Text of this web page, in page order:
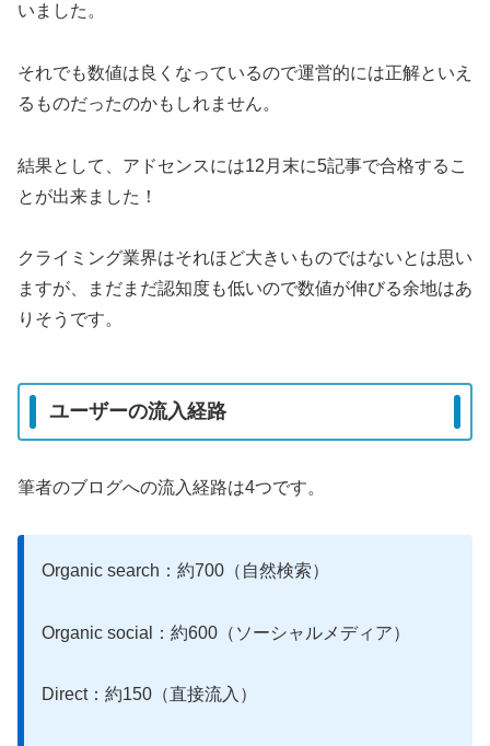
いました。
それでも数値は良くなっているので運営的には正解といえ
るものだったのかもしれません。
結果として、アドセンスには12月末に5記事で合格するこ
とが出来ました！
クライミング業界はそれほど大きいものではないとは思い
ますが、まだまだ認知度も低いので数値が伸びる余地はあ
りそうです。
ユーザーの流入経路
筆者のブログへの流入経路は4つです。
Organic search：約700（自然検索）
Organic social：約600（ソーシャルメディア）
Direct：約150（直接流入）